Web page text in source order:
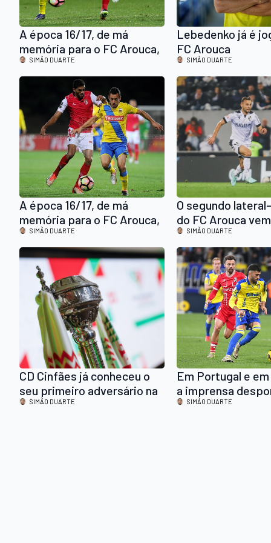
A época 16/17, de má
memória para o FC Arouca,
faz 10 anos: no final de um
ciclo de 7 derrotas
seguidas, ainda havia
esperança!
SIMÃO DUARTE
Lebedenko já é
FC Arouca
SIMÃO DUARTE
A época 16/17, de má
memória para o FC Arouca,
faz 10 anos: (poucos) altos
e (muitos) baixos, na
proximidade ao fundo da
tabela
SIMÃO DUARTE
O segundo
do FC Arouca
primeiro
arouquenses na
SIMÃO DUARTE
CD Cinfães já conheceu o
seu primeiro adversário na
Taça de Portugal
SIMÃO DUARTE
Em Portugal e
a imprensa
avançou mais
SIMÃO DUARTE